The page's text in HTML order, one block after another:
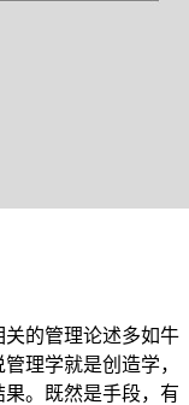
的管理论述多如牛
理学就是创造学，
。既然是手段，有